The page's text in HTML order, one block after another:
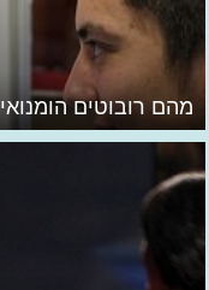
מהם רובוטים